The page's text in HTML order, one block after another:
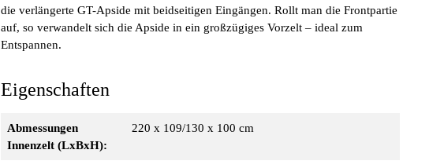
die verlängerte GT-Apside mit beidseitigen Eingängen. Rollt man die Frontpartie
auf, so verwandelt sich die Apside in ein großzügiges Vorzelt – ideal zum
Entspannen.
Eigenschaften
Abmessungen
Innenzelt (LxBxH):
220 x 109/130 x 100 cm